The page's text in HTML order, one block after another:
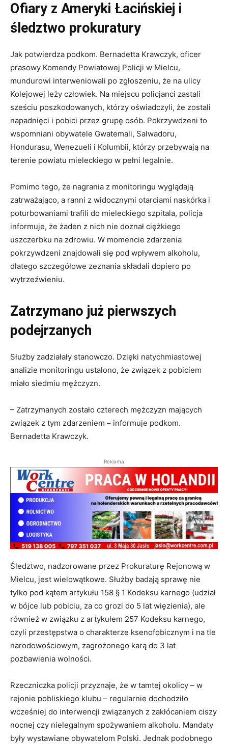
Ofiary z Ameryki Łacińskiej i
śledztwo prokuratury
Jak potwierdza podkom. Bernadetta Krawczyk, oficer
prasowy Komendy Powiatowej Policji w Mielcu,
mundurowi interweniowali po zgłoszeniu, że na ulicy
Kolejowej leży człowiek. Na miejscu policjanci zastali
sześciu poszkodowanych, którzy oświadczyli, że zostali
napadnięci i pobici przez grupę osób. Pokrzywdzeni to
wspomniani obywatele Gwatemali, Salwadoru,
Hondurasu, Wenezueli i Kolumbii, którzy przebywają na
terenie powiatu mieleckiego w pełni legalnie.
Pomimo tego, że nagrania z monitoringu wyglądają
zatrważająco, a ranni z widocznymi otarciami naskórka i
poturbowaniami trafili do mieleckiego szpitala, policja
informuje, że żaden z nich nie doznał ciężkiego
uszczerbku na zdrowiu. W momencie zdarzenia
pokrzywdzeni znajdowali się pod wpływem alkoholu,
dlatego szczegółowe zeznania składali dopiero po
wytrzeźwieniu.
Zatrzymano już pierwszych
podejrzanych
Służby zadziałały stanowczo. Dzięki natychmiastowej
analizie monitoringu ustalono, że związek z pobiciem
miało siedmiu mężczyzn.
– Zatrzymanych zostało czterech mężczyzn mających
związek z tym zdarzeniem – informuje podkom.
Bernadetta Krawczyk.
Reklama
Śledztwo, nadzorowane przez Prokuraturę Rejonową w
Mielcu, jest wielowątkowe. Służby badają sprawę nie
tylko pod kątem artykułu 158 § 1 Kodeksu karnego (udział
w bójce lub pobiciu, za co grozi do 5 lat więzienia), ale
również w związku z artykułem 257 Kodeksu karnego,
czyli przestępstwa o charakterze ksenofobicznym i na tle
narodowościowym, zagrożonego karą do 3 lat
pozbawienia wolności.
Rzeczniczka policji przyznaje, że w tamtej okolicy – w
rejonie pobliskiego klubu – regularnie dochodziło
wcześniej do interwencji związanych z zakłócaniem ciszy
nocnej czy nielegalnym spożywaniem alkoholu. Mandaty
były wystawiane obywatelom Polski. Jednak podobnego